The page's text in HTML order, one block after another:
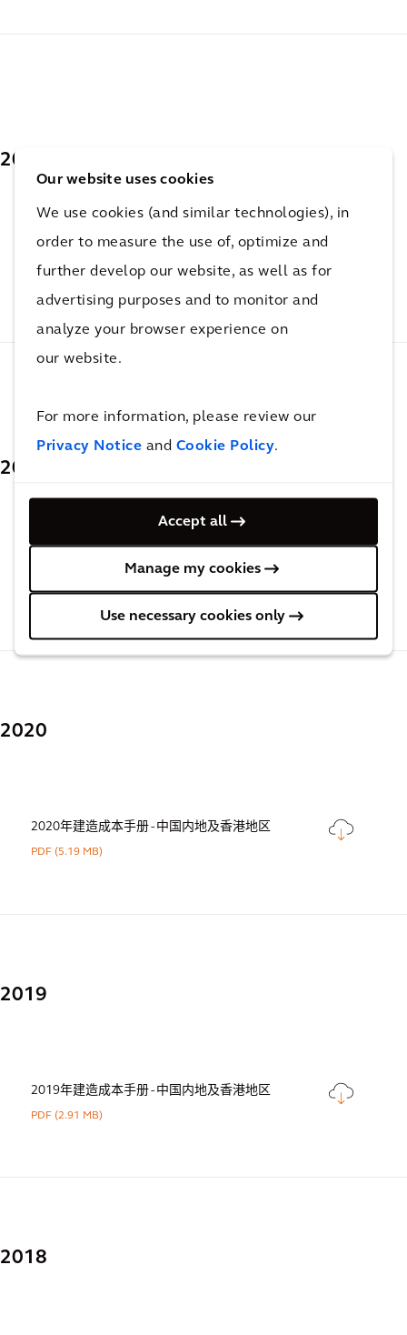
Our website uses cookies
We use cookies (and similar technologies), in
order to measure the use of, optimize and
further develop our website, as well as for
advertising purposes and to monitor and
analyze your browser experience on
our website.
For more information, please review our
Privacy Notice and Cookie Policy.
Accept all
Manage my cookies
Use necessary cookies only
2022
2021
2021年建造成本手册 - 中国内地及香港地区
PDF(4.14 MB)
2020
2020年建造成本手册 - 中国内地及香港地区
PDF (5.19 MB)
2019
2019年建造成本手册 - 中国内地及香港地区
PDF(2.91 MB)
2018